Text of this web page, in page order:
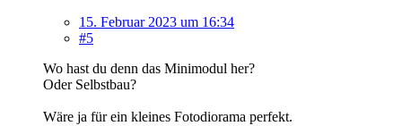
15. Februar 2023 um 16:34
#5
Wo hast du denn das Minimodul her?
Oder Selbstbau?
Wäre ja für ein kleines Fotodiorama perfekt.